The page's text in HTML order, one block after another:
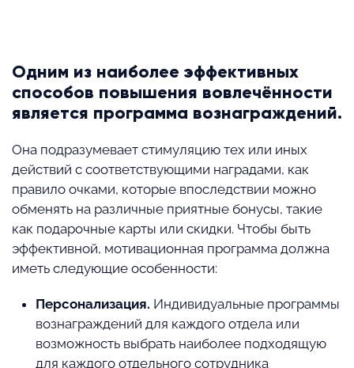
Одним из наиболее эффективных
способов повышения вовлечённости
является программа вознаграждений.
Она подразумевает стимуляцию тех или иных
действий с соответствующими наградами, как
правило очками, которые впоследствии можно
обменять на различные приятные бонусы, такие
как подарочные карты или скидки. Чтобы быть
эффективной, мотивационная программа должна
иметь следующие особенности:
Персонализация. Индивидуальные программы
вознаграждений для каждого отдела или
возможность выбрать наиболее подходящую
для каждого отдельного сотрудника